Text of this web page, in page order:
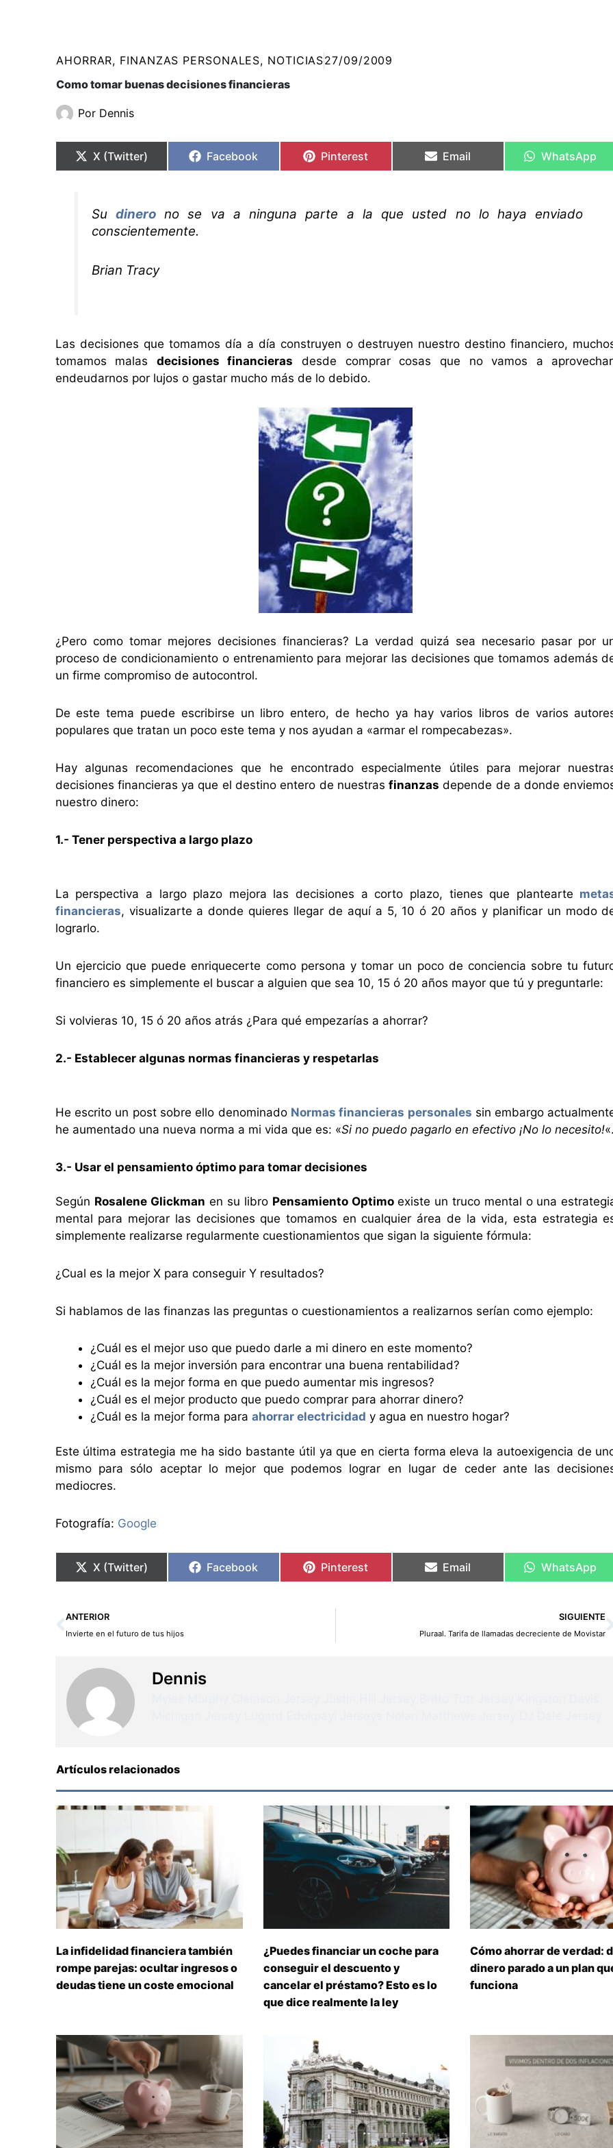
AHORRAR, FINANZAS PERSONALES, NOTICIAS27/09/2009
Como tomar buenas decisiones financieras
Por Dennis
en
X (Twitter)
en
Facebook
en
Pinterest
en
Email
en
WhatsApp
Su dinerono se va a ninguna parte a la que usted no lo haya enviado
conscientemente.
Brian Tracy
Las decisiones que tomamos día a día construyen o destruyen nuestro destino financiero,
tomamos malas decisiones financieras desde comprar cosas que no vamos a
endeudarnos por lujos o gastar mucho más de lo debido.
¿Pero como tomar mejores decisiones financieras? La verdad quizá sea necesario pasar por
proceso de condicionamiento o entrenamiento para mejorar las decisiones que tomamos además
un firme compromiso de autocontrol.
De este tema puede escribirse un libro entero, de hecho ya hay varios libros de varios
populares que tratan un poco este tema y nos ayudan a «armar el rompecabezas».
Hay algunas recomendaciones que he encontrado especialmente útiles para mejorar
decisiones financieras ya que el destino entero de nuestrasfinanzas depende de a donde
nuestro dinero:
1.- Tener perspectiva a largo plazo
La perspectiva a largo plazo mejora las decisiones a corto plazo, tienes que plantearte
financieras, visualizarte a donde quieres llegar de aquí a 5, 10 ó 20 años y planificar un modo
lograrlo.
Un ejercicio que puede enriquecerte como persona y tomar un poco de conciencia sobre tu
financiero es simplemente el buscar a alguien que sea 10, 15 ó 20 años mayor que tú y preguntarle:
Si volvieras 10, 15 ó 20 años atrás ¿Para qué empezarías a ahorrar?
2.- Establecer algunas normas financieras y respetarlas
He escrito un post sobre ello denominado Normas financieras personales sin embargo
he aumentado una nueva norma a mi vida que es: «Si no puedo pagarlo en efectivo ¡No lo necesito!
3.- Usar el pensamiento óptimo para tomar decisiones
Según Rosalene Glickman en su libro Pensamiento Optimo existe un truco mental o una
mental para mejorar las decisiones que tomamos en cualquier área de la vida, esta estrategia
simplemente realizarse regularmente cuestionamientos que sigan la siguiente fórmula:
¿Cual es la mejor X para conseguir Y resultados?
Si hablamos de las finanzas las preguntas o cuestionamientos a realizarnos serían como ejemplo:
¿Cuál es el mejor uso que puedo darle a mi dinero en este momento?
¿Cuál es la mejor inversión para encontrar una buena rentabilidad?
¿Cuál es la mejor forma en que puedo aumentar mis ingresos?
¿Cuál es el mejor producto que puedo comprar para ahorrar dinero?
¿Cuál es la mejor forma para ahorrar electricidad y agua en nuestro hogar?
Este última estrategia me ha sido bastante útil ya que en cierta forma eleva la autoexigencia de
mismo para sólo aceptar lo mejor que podemos lograr en lugar de ceder ante las
mediocres.
Fotografía: Google
en
X (Twitter)
en
Facebook
en
Pinterest
en
Email
en
WhatsApp
Ant
ANTERIOR
Invierte en el futuro de tus hijos
SIGUIENTE
Pluraal. Tarifa de llamadas decreciente de Movistar
Dennis
Artículos relacionados
La infidelidad financiera también
rompe parejas: ocultar ingresos o
deudas tiene un coste emocional
¿Puedes financiar un coche para
conseguir el descuento y
cancelar el préstamo? Esto es lo
que dice realmente la ley
Cómo ahorrar de verdad:
dinero parado a un plan
funciona